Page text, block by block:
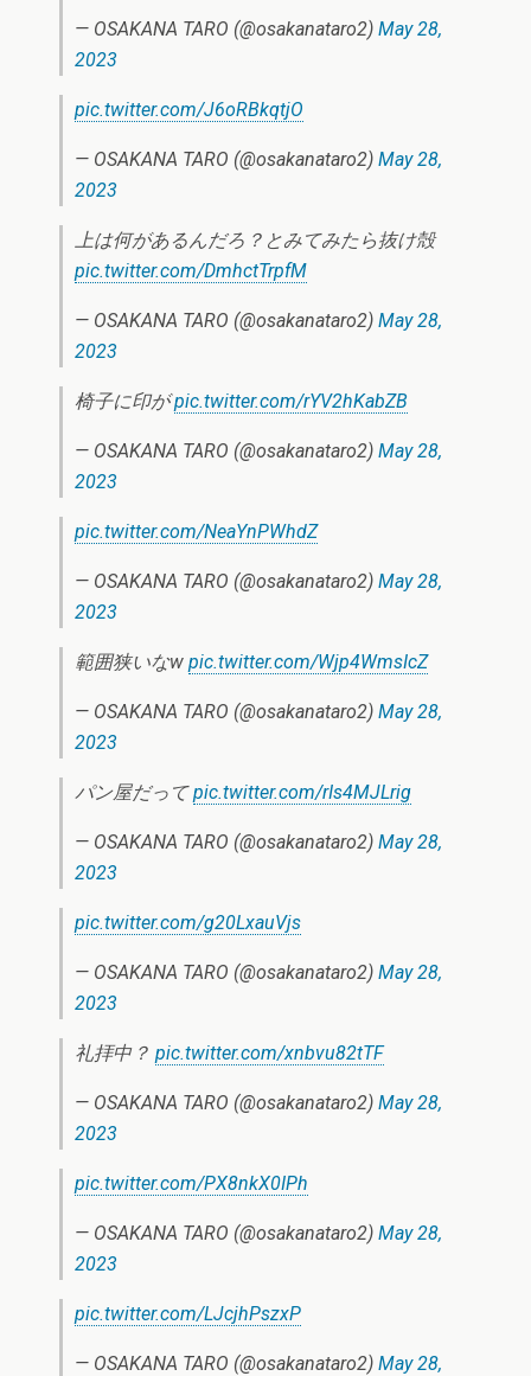
— OSAKANA TARO (@osakanataro2) May 28,
2023
pic.twitter.com/J6oRBkqtjO
— OSAKANA TARO (@osakanataro2) May 28,
2023
上は何があるんだろ？とみてみたら抜け殻
pic.twitter.com/DmhctTrpfM
— OSAKANA TARO (@osakanataro2) May 28,
2023
椅子に印がpic.twitter.com/rYV2hKabZB
— OSAKANA TARO (@osakanataro2) May 28,
2023
pic.twitter.com/NeaYnPWhdZ
— OSAKANA TARO (@osakanataro2) May 28,
2023
範囲狭いなw pic.twitter.com/Wjp4WmsIcZ
— OSAKANA TARO (@osakanataro2) May 28,
2023
パン屋だってpic.twitter.com/rIs4MJLrig
— OSAKANA TARO (@osakanataro2) May 28,
2023
pic.twitter.com/g20LxauVjs
— OSAKANA TARO (@osakanataro2) May 28,
2023
礼拝中？ pic.twitter.com/xnbvu82tTF
— OSAKANA TARO (@osakanataro2) May 28,
2023
pic.twitter.com/PX8nkX0IPh
— OSAKANA TARO (@osakanataro2) May 28,
2023
pic.twitter.com/LJcjhPszxP
— OSAKANA TARO (@osakanataro2) May 28,